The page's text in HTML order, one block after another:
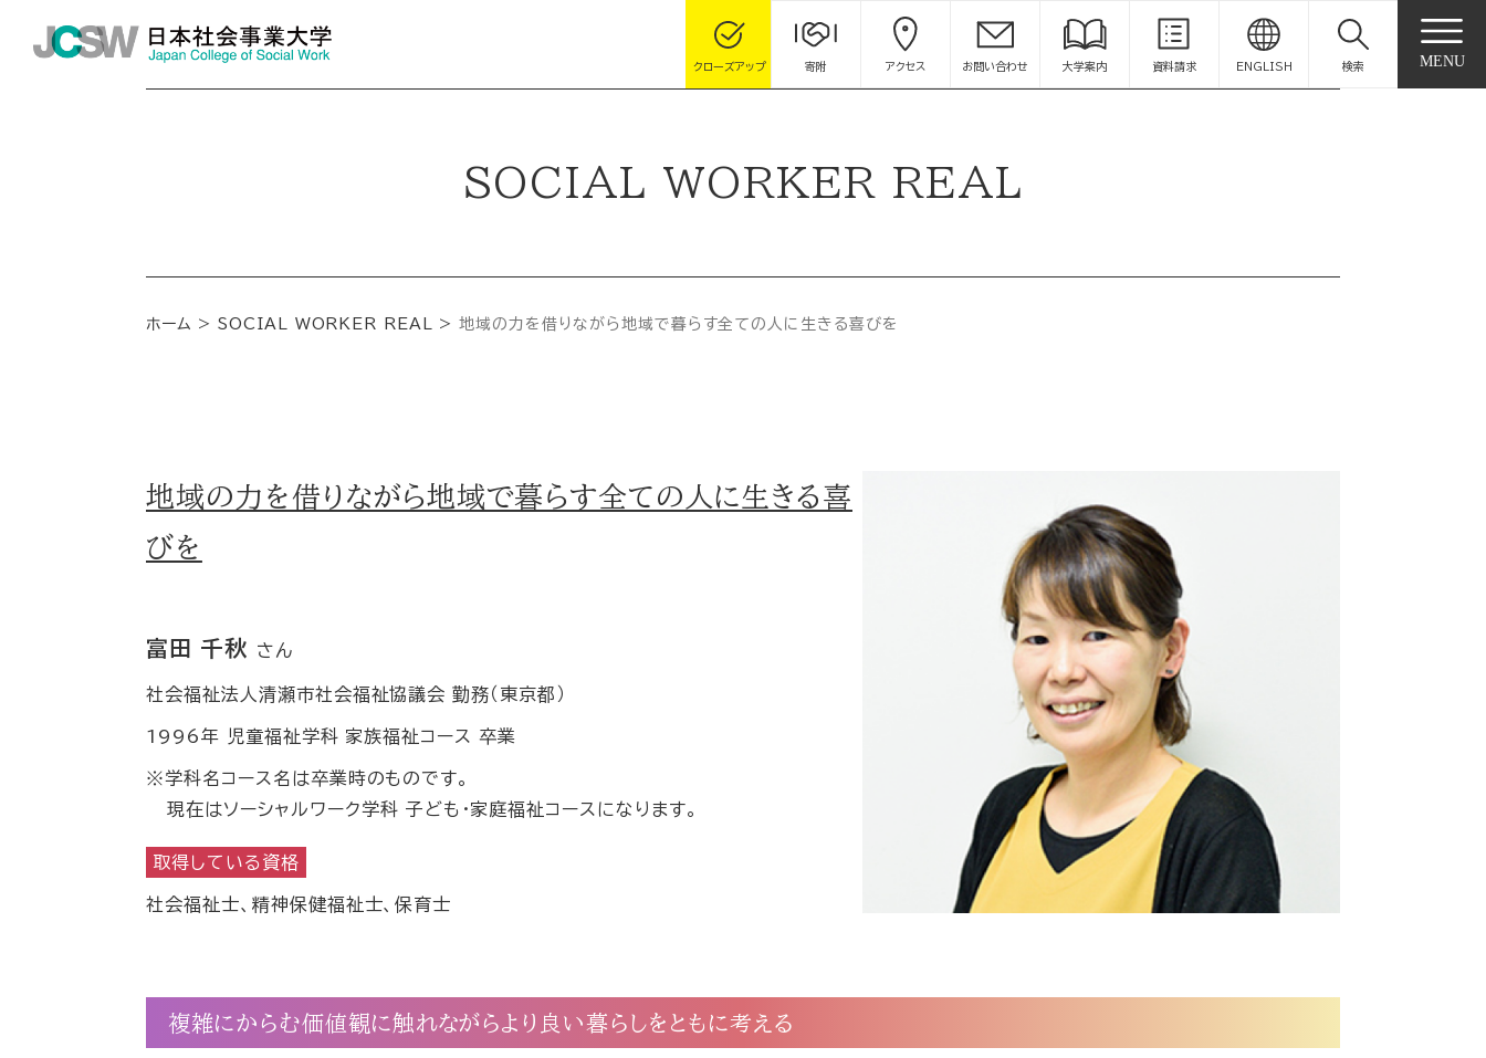
クローズアップ 寄附 アクセス お問い合わせ 大学案内 資料請求 ENGLISH 検索 MENU
SOCIAL WORKER REAL
ホーム SOCIAL WORKER REAL 地域の力を借りながら地域で暮らす全ての人に生きる喜びを
地域の力を借りながら地域で暮らす全ての人に生きる喜
びを
富田 千秋 さん
社会福祉法人清瀬市社会福祉協議会 勤務（東京都）
1996年 児童福祉学科 家族福祉コース 卒業
※学科名コース名は卒業時のものです。
現在はソーシャルワーク学科 子ども・家庭福祉コースになります。
取得している資格
社会福祉士、精神保健福祉士、保育士
複雑にからむ価値観に触れながらより良い暮らしをともに考える